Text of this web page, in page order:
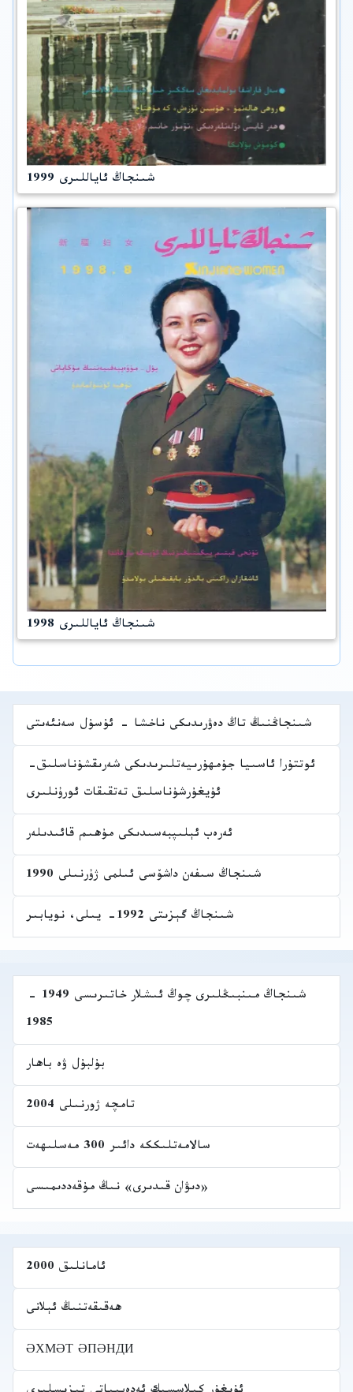
شىنجاڭ ئاياللىرى 1999
شىنجاڭ ئاياللىرى 1998
شىنجاڭنىڭ تاڭ دەۋرىدىكى ناخشا - ئۇسۇل سەنئەىتى
ئوتتۇرا ئاسىيا جۇمھۇرىيەتلىرىدىكى شەرىقشۇناسلىق-
ئۇيغۇرشۇناسلىق تەتقىقات ئورۇنلىرى
ئەرەب ئېلىپبەسىدىكى مۇھىم قائىدىلەر
شىنجاڭ سىفەن داشۆسى ئىلمى ژۇرنىلى 1990
شىنجاڭ گېزىتى 1992- يىلى، نويابىر
شىنجاڭ مىنبىڭلىرى چوڭ ئىشلار خاتىرىسى 1949 -
1985
بۇلبۇل ۋە باھار
تامچە ژورنىلى 2004
سالامەتلىككە دائىر 300 مەسلىھەت
«دىۋان قىدىرى» نىڭ مۇقەددىمىسى
ئامانلىق 2000
ھەقىقەتنىڭ ئېلانى
ӘХМӘТ ӘПӘНДИ